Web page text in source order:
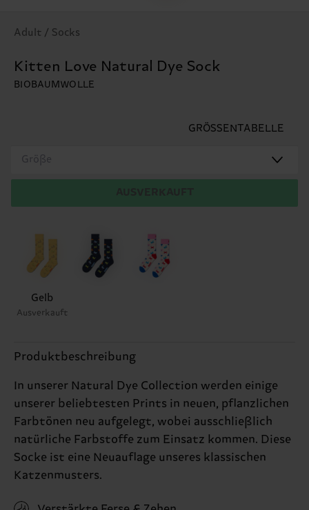
Adult / Socks
Kitten Love Natural Dye Sock
BIOBAUMWOLLE
GRÖSSENTABELLE
Größe
Gelb
Ausverkauft
Produktbeschreibung
In unserer Natural Dye Collection werden einige
unserer beliebtesten Prints in neuen, pflanzlichen
Farbtönen neu aufgelegt, wobei ausschließlich
natürliche Farbstoffe zum Einsatz kommen. Diese
Socke ist eine Neuauflage unseres klassischen
Katzenmusters.